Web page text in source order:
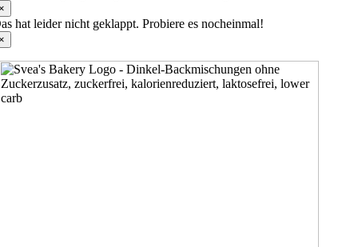
hat leider nicht geklappt. Probiere es nocheinmal!